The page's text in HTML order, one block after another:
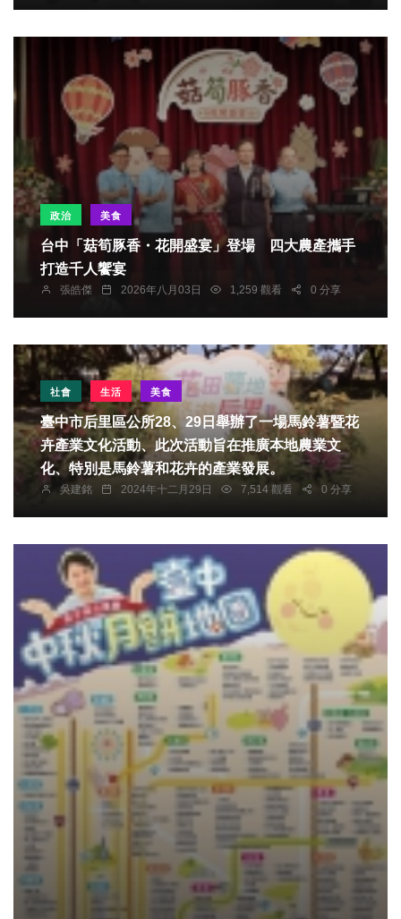
政治 美食
台中「菇筍豚香・花開盛宴」登場 四大農產攜手
打造千人饗宴
張皓傑 2026年八月03日 1,259 觀看 0 分享
社會 生活 美食
臺中市后里區公所28、29日舉辦了一場馬鈴薯暨花
卉產業文化活動、此次活動旨在推廣本地農業文
化、特別是馬鈴薯和花卉的產業發展。
吳建銘 2024年十二月29日 7,514 觀看 0 分享